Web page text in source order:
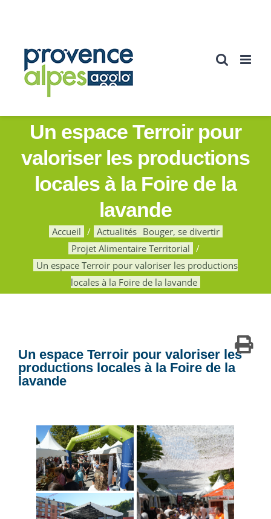
Un espace Terroir pour
valoriser les productions
locales à la Foire de la
lavande
Accueil Actualités Bouger, se divertir
Projet Alimentaire Territorial
Un espace Terroir pour valoriser les productions
locales à la Foire de la lavande
Un espace Terroir pour valoriser les
productions locales à la Foire de la
lavande